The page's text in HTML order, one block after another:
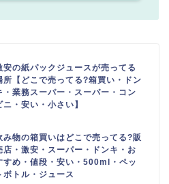
安の紙パックジュースが売ってる
所【どこで売ってる?箱買い・ドン
・業務スーパー・スーパー・コン
ニ・安い・小さい】
み物の箱買いはどこで売ってる?販
店・激安・スーパー・ドンキ・お
すめ・値段・安い・500ml・ペッ
ボトル・ジュース